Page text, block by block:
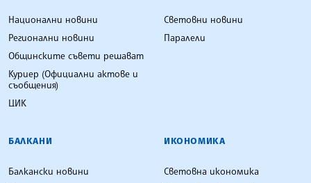
Национални новини
Регионални новини
Общинските съвети решават
Куриер (Официални актове и
съобщения)
ЦИК
Световни новини
Паралели
БАЛКАНИ
Балкански новини
ИКОНОМИКА
Световна икономика